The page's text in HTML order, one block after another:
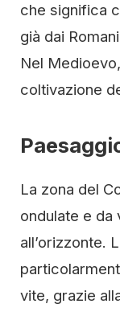
che significa
già dai
Nel
coltivazione
La zona del
ondulate e da
all’orizzonte.
vite, grazie